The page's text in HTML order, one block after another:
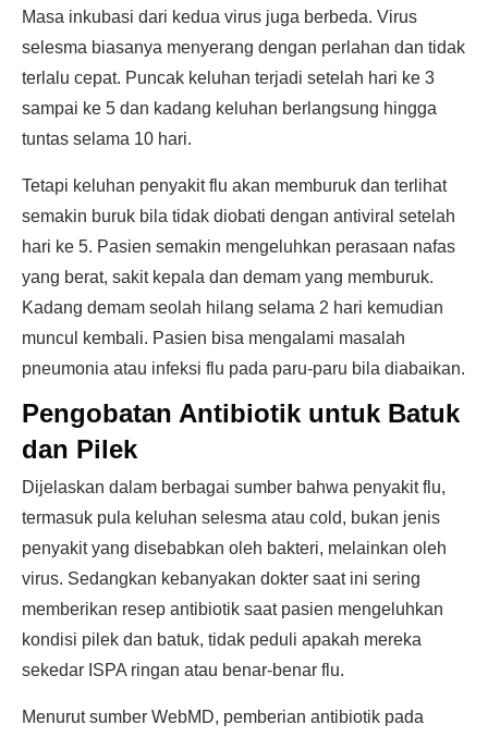
Masa inkubasi dari kedua virus juga berbeda. Virus
selesma biasanya menyerang dengan perlahan dan tidak
terlalu cepat. Puncak keluhan terjadi setelah hari ke 3
sampai ke 5 dan kadang keluhan berlangsung hingga
tuntas selama 10 hari.
Tetapi keluhan penyakit flu akan memburuk dan terlihat
semakin buruk bila tidak diobati dengan antiviral setelah
hari ke 5. Pasien semakin mengeluhkan perasaan nafas
yang berat, sakit kepala dan demam yang memburuk.
Kadang demam seolah hilang selama 2 hari kemudian
muncul kembali. Pasien bisa mengalami masalah
pneumonia atau infeksi flu pada paru-paru bila diabaikan.
Pengobatan Antibiotik untuk Batuk
dan Pilek
Dijelaskan dalam berbagai sumber bahwa penyakit flu,
termasuk pula keluhan selesma atau cold, bukan jenis
penyakit yang disebabkan oleh bakteri, melainkan oleh
virus. Sedangkan kebanyakan dokter saat ini sering
memberikan resep antibiotik saat pasien mengeluhkan
kondisi pilek dan batuk, tidak peduli apakah mereka
sekedar ISPA ringan atau benar-benar flu.
Menurut sumber WebMD, pemberian antibiotik pada